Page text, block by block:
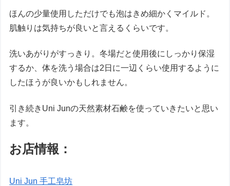
ほんの少量使用しただけでも泡はきめ細かくマイルド。
肌触りは気持ちが良いと言えるくらいです。
洗いあがりがすっきり。冬場だと使用後にしっかり保湿
するか、体を洗う場合は2日に一辺くらい使用するように
したほうが良いかもしれません。
引き続きUni Junの天然素材石鹸を使っていきたいと思い
ます。
お店情報：
Uni Jun 手工皂坊